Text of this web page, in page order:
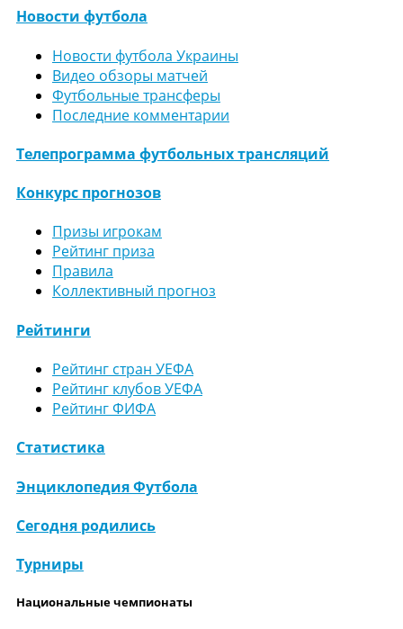
Новости футбола
Новости футбола Украины
Видео обзоры матчей
Футбольные трансферы
Последние комментарии
Телепрограмма футбольных трансляций
Конкурс прогнозов
Призы игрокам
Рейтинг приза
Правила
Коллективный прогноз
Рейтинги
Рейтинг стран УЕФА
Рейтинг клубов УЕФА
Рейтинг ФИФА
Статистика
Энциклопедия Футбола
Сегодня родились
Турниры
Национальные чемпионаты